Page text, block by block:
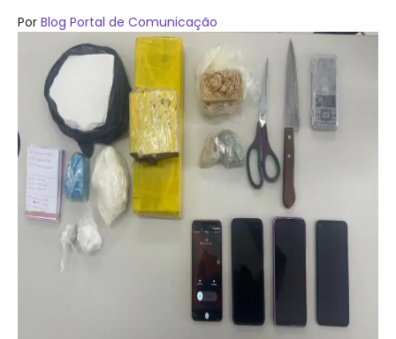
Por Blog Portal de Comunicação